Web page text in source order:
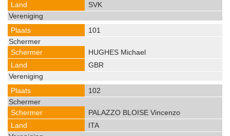
SVK
101
HUGHES Michael
GBR
102
PALAZZO BLOISE Vincenzo
ITA